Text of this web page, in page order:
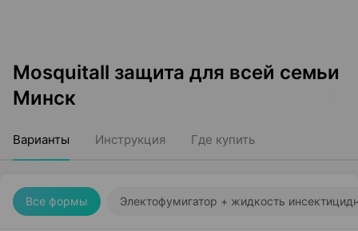
Mosquitall защита для всей семьи
Минск
Варианты Инструкция Где купить
Все формы Электофумигатор + жидкость